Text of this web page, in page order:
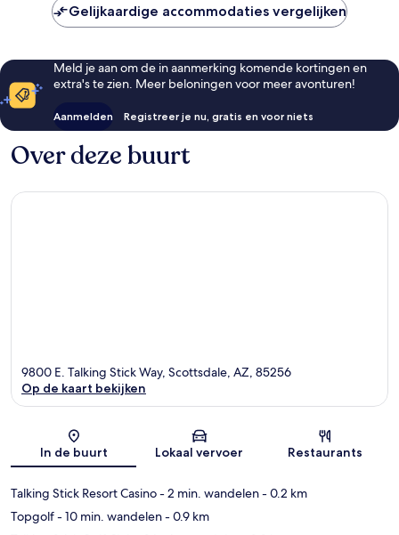
Gelijkaardige accommodaties vergelijken
Meld je aan om de in aanmerking komende kortingen en
extra's te zien. Meer beloningen voor meer avonturen!
Aanmelden Registreer je nu, gratis en voor niets
Over deze buurt
Kaart
9800 E. Talking Stick Way, Scottsdale, AZ, 85256
Op de kaart bekijken
In de buurt Lokaal vervoer Restaurants
Talking Stick Resort Casino- 2 min. wandelen- 0.2 km
Topgolf- 10 min. wandelen- 0.9 km